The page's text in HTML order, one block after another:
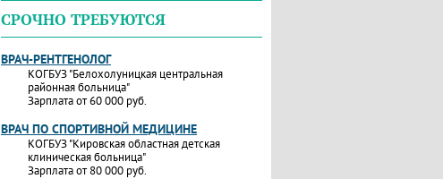
СРОЧНО ТРЕБУЮТСЯ
ВРАЧ-РЕНТГЕНОЛОГ
КОГБУЗ "Белохолуницкая центральная
районная больница"
Зарплата от 60 000 руб.
ВРАЧ ПО СПОРТИВНОЙ МЕДИЦИНЕ
КОГБУЗ "Кировская областная детская
клиническая больница"
Зарплата от 80 000 руб.